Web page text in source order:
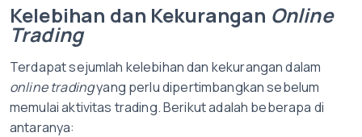
Kelebihan dan Kekurangan Online
Trading
Terdapat sejumlah kelebihan dan kekurangan dalam
online tradingyang perlu dipertimbangkan sebelum
memulai aktivitas trading. Berikut adalah beberapa di
antaranya: